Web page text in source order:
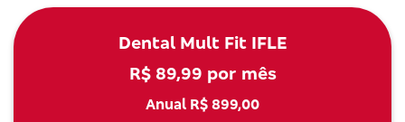
Dental Mult Fit IFLE
R$ 89,99 por mês
Anual R$ 899,00